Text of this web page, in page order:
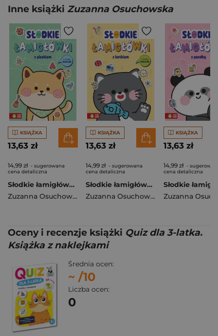
Inne książki Zuzanna Osuchowska
KSIĄŻKA
13,63 zł
14,99 zł - sugerowana
cena detaliczna
Słodkie łamigłówki z pieskiem. Słodkie łamigłówki
Zuzanna Osuchowska
KSIĄŻKA
13,63 zł
14,99 zł - sugerowana
cena detaliczna
Słodkie łamigłówki z kotkiem. Słodkie łamigłówki
Zuzanna Osuchowska
KSIĄŻKA
13,63 zł
14,99 zł -
cena detaliczna
Oceny i recenzje książki Quiz dla 3-latka.
Książka z naklejkami
Średnia ocen:
~ /10
Liczba ocen:
0